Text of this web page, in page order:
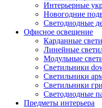
Интерьерные
Новогодние
Светодиодные
Офисное освещение
Карданные
Линейные
Модульные
Светильники
Светильники
Светильники
Светодиодные
Предметы интерьера